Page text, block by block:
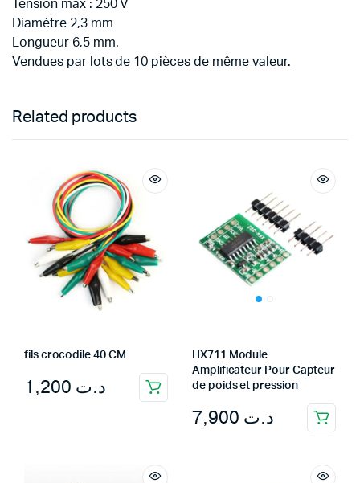
Tension max : 250 V
Diamètre 2,3 mm
Longueur 6,5 mm.
Vendues par lots de 10 pièces de même valeur.
Related products
fils crocodile 40 CM
د.ت
HX711 Module
Amplificateur Pour Capteur
de poids et pression
د.ت